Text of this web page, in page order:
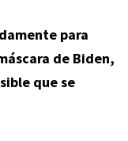
para
de Biden,
que se